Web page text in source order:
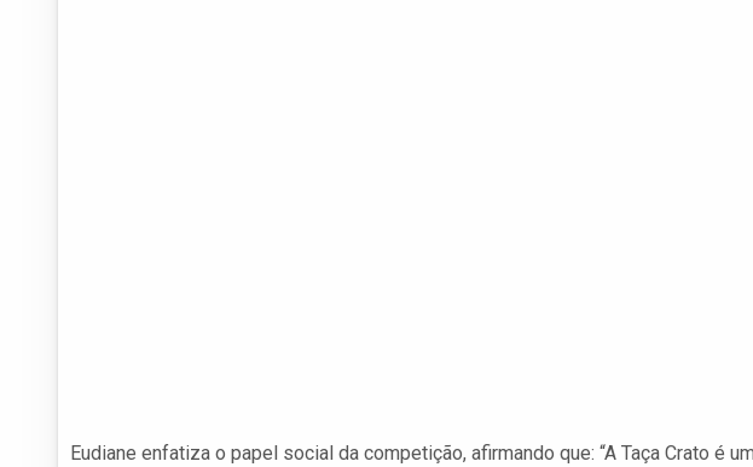
Eudiane enfatiza o papel social da competição, afirmando que: “A Taça Crato é